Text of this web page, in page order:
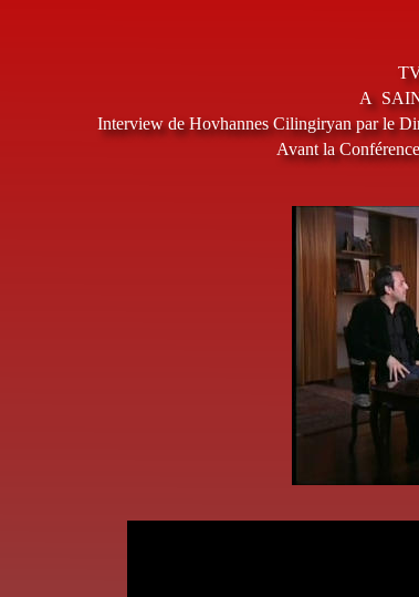
A
Interview de Hovhannes Cilingiryan par le
Avant la